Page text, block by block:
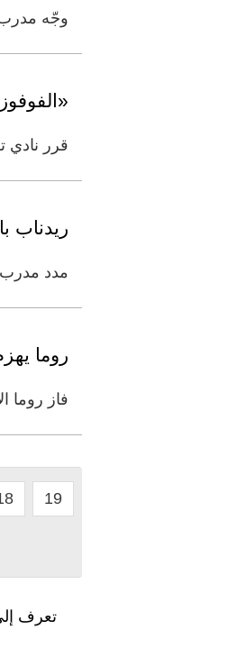
وجّه مدرب
قرر نادي
ريدناب
مدد مدرب توتنهام
روما
فاز روما
19
تعرف